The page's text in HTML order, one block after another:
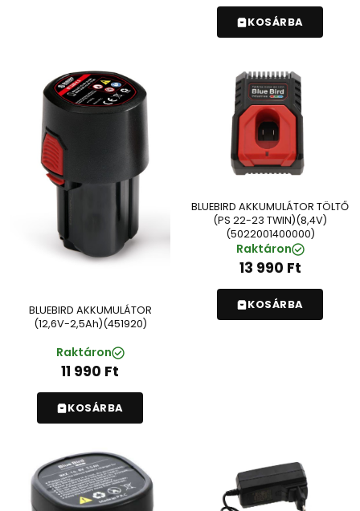
KOSÁRBA
BLUEBIRD AKKUMULÁTOR
(12,6V-2,5Ah)(451920)
Raktáron
11 990 Ft
KOSÁRBA
BLUEBIRD AKKUMULÁTOR TÖLTŐ
(PS 22-23 TWIN)(8,4V)
(5022001400000)
Raktáron
13 990 Ft
KOSÁRBA